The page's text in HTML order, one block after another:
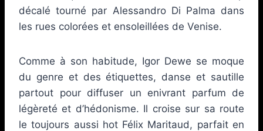
décalé tourné par Alessandro Di Palma dans
les rues colorées et ensoleillées de Venise.
Comme à son habitude, Igor Dewe se moque
du genre et des étiquettes, danse et sautille
partout pour diffuser un enivrant parfum de
légèreté et d’hédonisme. Il croise sur sa route
le toujours aussi hot Félix Maritaud, parfait en